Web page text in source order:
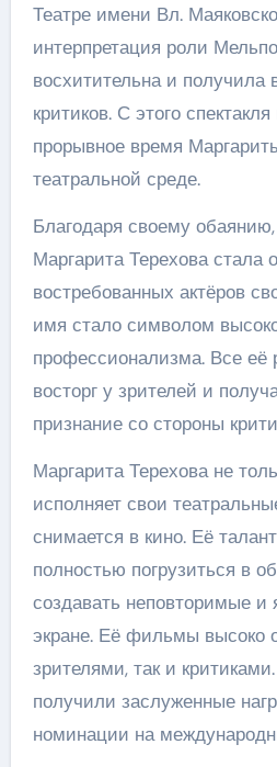
Театре имени Вл.
интерпретация роли
восхитительна и получила
критиков. С этого
прорывное время
театральной среде.
Благодаря своему
Маргарита Терехова
востребованных актёров
имя стало символом
профессионализма. Все
восторг у зрителей и
признание со стороны
Маргарита Терехова не
исполняет свои
снимается в кино. Её
полностью погрузиться в
создавать неповторимые и
экране. Её фильмы высоко
зрителями, так и
получили заслуженные
номинации на